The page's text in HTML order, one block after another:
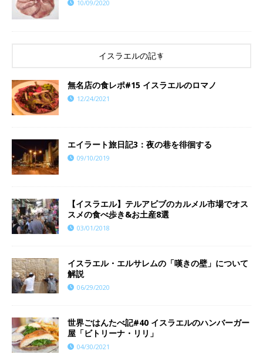
10/09/2020
イスラエルの記事
​​無名店の食レポ#15 イスラエルのロマノ
12/24/2021
エイラート旅日記3：夜の巷を徘徊する
09/10/2019
【イスラエル】テルアビブのカルメル市場でオス
スメの食べ歩き&お土産8選
03/01/2018
イスラエル・エルサレムの「嘆きの壁」について
解説
06/29/2020
世界ごはんたべ記#40 イスラエルのハンバーガー
屋「ビトリーナ・リリ」
04/30/2021